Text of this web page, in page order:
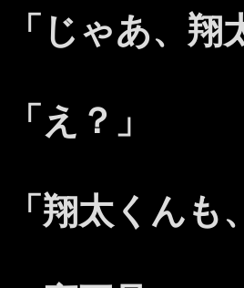
「じゃあ、
「え？」
「翔太くん